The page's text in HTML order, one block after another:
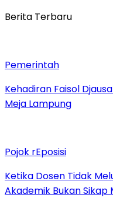
Berita Terbaru
Pemerintah
Kehadiran Faisol
Meja Lampung
Pojok rEposisi
Ketika Dosen Tidak
Akademik Bukan